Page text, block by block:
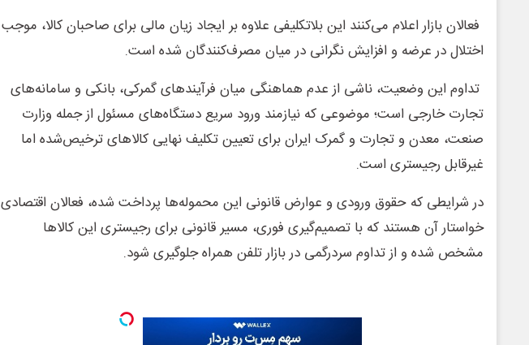
فعالان بازار اعلام می‌کنند این بلاتکلیفی علاوه بر ایجاد زیان مالی برای صاحبان کالا، موجب
اختلال در عرضه و افزایش نگرانی در میان مصرف‌کنندگان شده است.
تداوم این وضعیت، ناشی از عدم هماهنگی میان فرآیندهای گمرکی، بانکی و سامانه‌های
تجارت خارجی است؛ موضوعی که نیازمند ورود سریع دستگاه‌های مسئول از جمله وزارت
صنعت، معدن و تجارت و گمرک ایران برای تعیین تکلیف نهایی کالاهای ترخیص‌شده اما
غیرقابل رجیستری است.
در شرایطی که حقوق ورودی و عوارض قانونی این محموله‌ها پرداخت شده، فعالان اقتصادی
خواستار آن هستند که با تصمیم‌گیری فوری، مسیر قانونی برای رجیستری این کالاها
مشخص شده و از تداوم سردرگمی در بازار تلفن همراه جلوگیری شود.